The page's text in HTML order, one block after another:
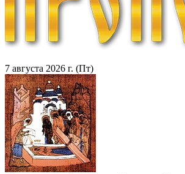
7 августа 2026 г. (Пт)